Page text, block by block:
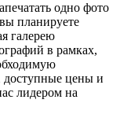
одно фото
планируете
галерею
в рамках,
доступные цены и
лидером на